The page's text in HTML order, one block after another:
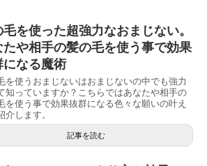
を使った超強力なおまじない。
たや相手の髪の毛を使う事で効果
になる魔術
を使うおまじないはおまじないの中でも強力
知っていますか？こちらではあなたや相手の
を使う事で効果抜群になる色々な願いの叶え
介します。
記事を読む